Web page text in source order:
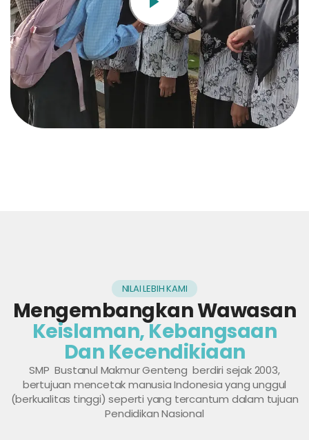
NILAI LEBIH KAMI
Mengembangkan Wawasan
Keislaman, Kebangsaan
Dan Kecendikiaan
SMP Bustanul Makmur Genteng berdiri sejak 2003,
bertujuan mencetak manusia Indonesia yang unggul
(berkualitas tinggi) seperti yang tercantum dalam tujuan
Pendidikan Nasional